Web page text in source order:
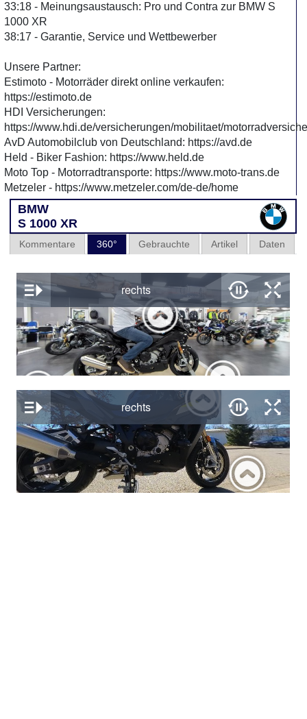
33:18 - Meinungsaustausch: Pro und Contra zur BMW S
1000 XR
38:17 - Garantie, Service und Wettbewerber
Unsere Partner:
Estimoto - Motorräder direkt online verkaufen:
https://estimoto.de
HDI Versicherungen:
https://www.hdi.de/versicherungen/mobilitaet/
AvD Automobilclub von Deutschland: https://avd.de
Held - Biker Fashion: https://www.held.de
Moto Top - Motorradtransporte: https://www.moto-trans.de
Metzeler - https://www.metzeler.com/de-de/home
BMW
S 1000 XR
Daten
Artikel
Gebrauchte
360°
Kommentare